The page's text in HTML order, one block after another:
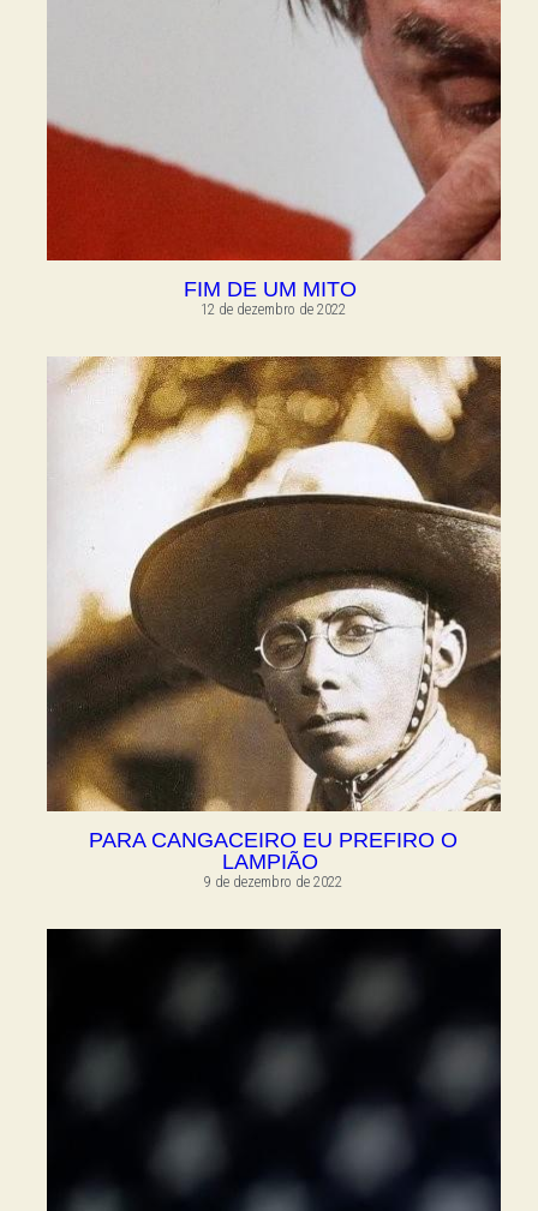
FIM DE UM MITO
12 de dezembro de 2022
PARA CANGACEIRO EU PREFIRO O
LAMPIÃO
9 de dezembro de 2022